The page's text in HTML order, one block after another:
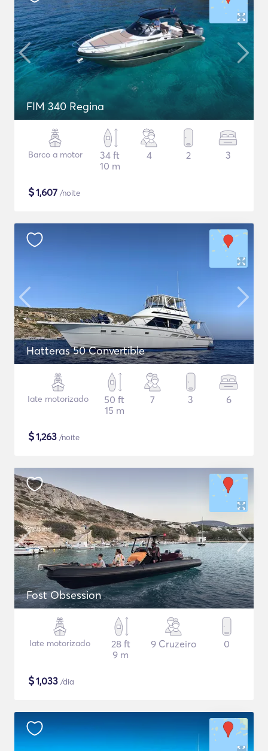
FIM 340 Regina
Barco a motor
34 ft
10 m
4 2 3
$1,607 /noite
Hatteras 50 Convertible
Iate motorizado
50 ft
15 m
7 3 6
$1,263 /noite
Fost Obsession
Iate motorizado
28 ft
9 m
9 Cruzeiro 0
$1,033 /dia